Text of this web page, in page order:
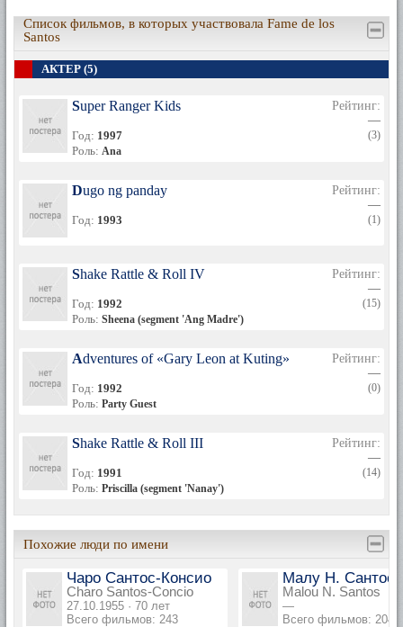
Список фильмов, в которых участвовала Fame de los
Santos
АКТЕР (5)
Super Ranger Kids
Год: 1997
Роль: Ana
Рейтинг:
—
(3)
Dugo ng panday
Год: 1993
Рейтинг:
—
(1)
Shake Rattle & Roll IV
Год: 1992
Роль: Sheena (segment 'Ang Madre')
Рейтинг:
—
(15)
Adventures of «Gary Leon at Kuting»
Год: 1992
Роль: Party Guest
Рейтинг:
—
(0)
Shake Rattle & Roll III
Год: 1991
Роль: Priscilla (segment 'Nanay')
Рейтинг:
—
(14)
Похожие люди по имени
Чаро Сантос-Консио
Charo Santos-Concio
27.10.1955 · 70 лет
Всего фильмов: 243
Малу Н. Сантос
Malou N. Santos
—
Всего фильмов: 204